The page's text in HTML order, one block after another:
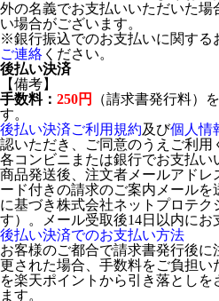
外の名義でお支払いいただいた
い場合がございます。
※銀行振込でのお支払いに関する
ご連絡 ください。
後払い決済
【備考】
手数料： 250円
（請求書発行料）
す。
後払い決済ご利用規約及び個人情
認いただき、ご同意のうえご利用
各コンビニまたは銀行でお支払い
商品発送後、注文者メールアドレ
ード付きの請求のご案内メール
に基づき株式会社ネットプロテク
す）。メール受取後14日以内にお
後払い決済でのお支払い方法
お客様のご都合で請求書発行後
更された場合、手数料をご負担
を楽天ポイントから引き落とし
ます。